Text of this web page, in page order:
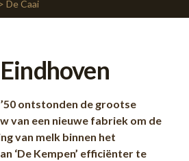
> De Caai
ontstonden de grootse
van een nieuwe fabriek om de
van melk binnen het
‘De Kempen’ efficiënter te